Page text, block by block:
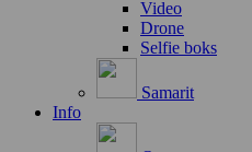
Video
Drone
Selfie boks
Samarit
Info